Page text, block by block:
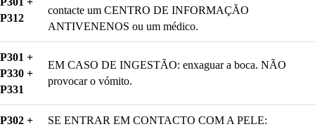
P312
contacte um CENTRO DE INFORMAÇÃO
ANTIVENENOS ou um médico.
P301 +
P330 +
P331
EM CASO DE INGESTÃO: enxaguar a boca. NÃO
provocar o vómito.
P302 +
SE ENTRAR EM CONTACTO COM A PELE: